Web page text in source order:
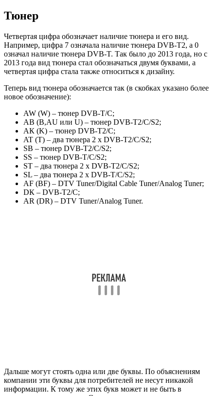
Тюнер
Четвертая цифра обозначает наличие тюнера и его вид.
Например, цифра 7 означала наличие тюнера DVB-T2, а 0
означал наличие тюнера DVB-T. Так было до 2013 года, но с
2013 года вид тюнера стал обозначаться двумя буквами, а
четвертая цифра стала также относиться к дизайну.
Теперь вид тюнера обозначается так (в скобках указано более
новое обозначение):
AW (W) – тюнер DVB-T/C;
AB (B,AU или U) – тюнер DVB-T2/С/S2;
АК (K) – тюнер DVB-T2/C;
AT (T) – два тюнера 2 x DVB-T2/C/S2;
SB – тюнер DVB-T2/С/S2;
SS – тюнер DVB-T/C/S2;
ST – два тюнера 2 x DVB-T2/C/S2;
SL – два тюнера 2 x DVB-T/C/S2;
AF (BF) – DTV Tuner/Digital Cable Tuner/Analog Tuner;
DК – DVB-T2/C;
AR (DR) – DTV Tuner/Analog Tuner.
Дальше могут стоять одна или две буквы. По объяснениям
компании эти буквы для потребителей не несут никакой
информации. К тому же этих букв может и не быть в